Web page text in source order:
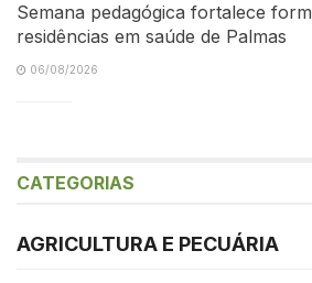
Semana pedagógica fortalece
residências em saúde de Palmas
06/08/2026
CATEGORIAS
AGRICULTURA E PECUÁRIA